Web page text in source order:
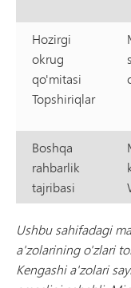
Hozirgi
okrug
qo'mitasi
Topshiriqlar
Boshqa
rahbarlik
tajribasi
Ushbu sahifadagi
a'zolarining o'zlari
Kengashi a'zolari